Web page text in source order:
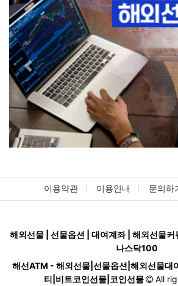
Previous
이용약관 이용안내 문의하
해외선물 | 선물옵션 | 대여계좌 | 해외선물커
나스닥100
해선ATM - 해외선물|선물옵션|해외선물대
티|비트코인선물|코인선물
All